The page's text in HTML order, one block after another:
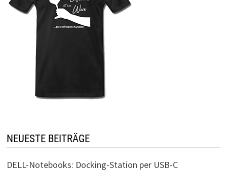
NEUESTE BEITRÄGE
DELL-Notebooks: Docking-Station per USB-C